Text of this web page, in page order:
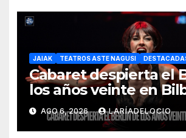
JAIAK TEATROS ASTE NAGUSI
Cabaret despierta el
los años veinte en
AGO 6, 2026 LARÍADELOCIO